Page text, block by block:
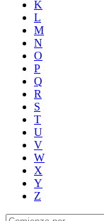
K
L
M
N
O
P
Q
R
S
T
U
V
W
X
Y
Z